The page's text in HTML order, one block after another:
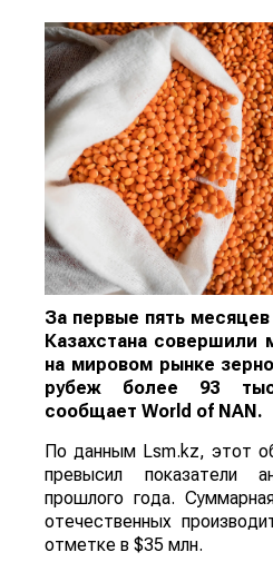
За первые пять
Казахстана совершили
на мировом рынке
рубеж более 93
сообщает World of NAN.
По данным Lsm.kz, этот
превысил показатели
прошлого года.
отечественных
отметке в $35 млн.